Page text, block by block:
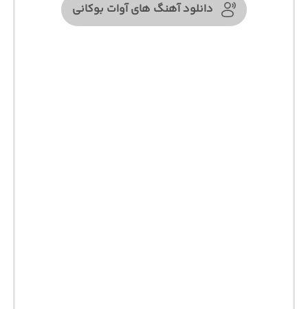
دانلود آهنگ های آوات بوکانی